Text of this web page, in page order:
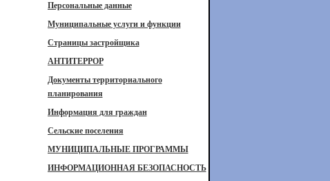
Персональные данные
Муниципальные услуги и функции
Страницы застройщика
АНТИТЕРРОР
Документы территориального
планирования
Информация для граждан
Сельские поселения
МУНИЦИПАЛЬНЫЕ ПРОГРАММЫ
ИНФОРМАЦИОННАЯ БЕЗОПАСНОСТЬ